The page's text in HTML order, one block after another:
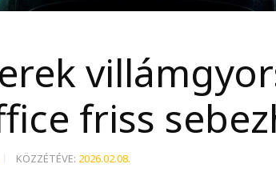
friss
KÖZZÉTÉVE: 2026.02.08.